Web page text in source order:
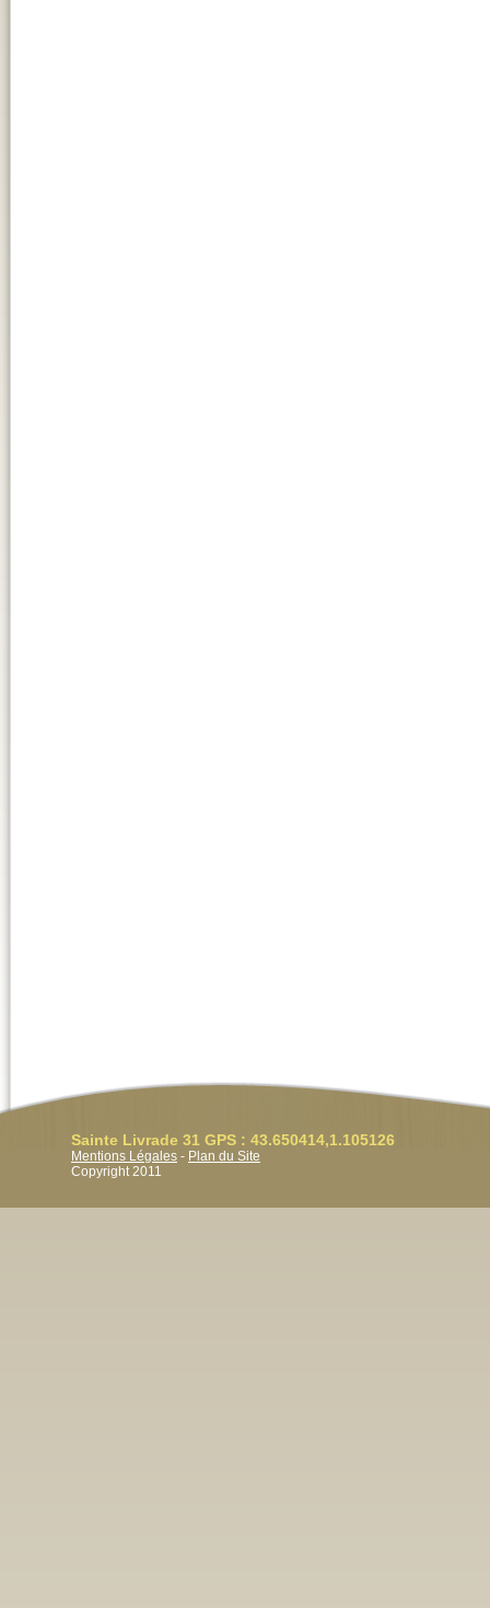
Sainte Livrade 31 GPS : 43.650414,1.105126
Mentions Légales - Plan du Site
Copyright 2011